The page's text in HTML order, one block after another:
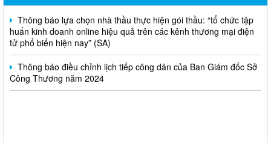
Thông báo lựa chọn nhà thầu thực hiện gói thầu: “tổ chức tập
huấn kinh doanh online hiệu quả trên các kênh thương mại điện
tử phổ biến hiện nay” (SA)
Thông báo điều chỉnh lịch tiếp công dân của Ban Giám đốc Sở
Công Thương năm 2024